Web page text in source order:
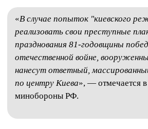
«В случае попыток "киевского
реализовать свои преступные
празднования 81-годовщины
отечественной войне,
нанесут ответный,
по центру Киева», — отмечается
минобороны РФ.